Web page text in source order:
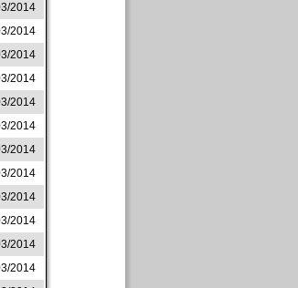
2014
2014
2014
2014
2014
2014
2014
2014
2014
2014
2014
2014